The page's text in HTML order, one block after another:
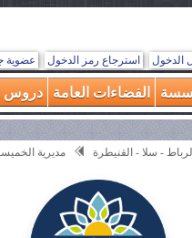
الدخول استرجاع رمز الدخول عضوية
الفضاءات العامة دروس
- سلا - القنيطرة مديرية